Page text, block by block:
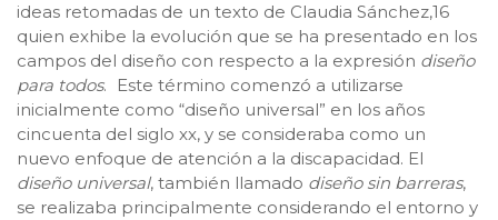
ideas retomadas de un texto de Claudia Sánchez,16
quien exhibe la evolución que se ha presentado en los
campos del diseño con respecto a la expresión diseño
para todos. Este término comenzó a utilizarse
inicialmente como “diseño universal” en los años
cincuenta del siglo xx, y se consideraba como un
nuevo enfoque de atención a la discapacidad. El
diseño universal, también llamado diseño sin barreras,
se realizaba principalmente considerando el entorno y